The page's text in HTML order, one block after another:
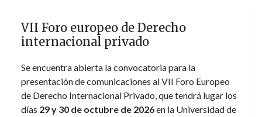
tendrán un nuevo plazo para presentar la publicación
según los criterios de calidad de la editorial de
prestigio. Para más información,
VII Foro europeo de Derecho
internacional privado
Se encuentra abierta la convocatoria para la
presentación de comunicaciones al VII Foro Europeo
de Derecho Internacional Privado, que tendrá lugar los
días 29 y 30 de octubre de 2026en la Universidad de